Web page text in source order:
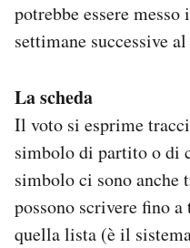
potrebbe essere
settimane successive
La scheda
Il voto si esprime
simbolo di partito o di
simbolo ci sono anche
possono scrivere fino
quella lista (è il